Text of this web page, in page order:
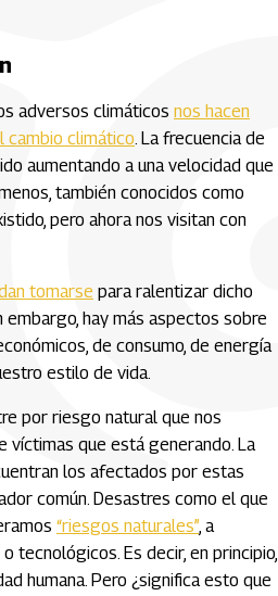
adversos climáticos nos hacen
cambio climático. La frecuencia de
aumentando a una velocidad que
también conocidos como
pero ahora nos visitan con
tomarse para ralentizar dicho
hay más aspectos sobre
de consumo, de energía
estilo de vida.
por riesgo natural que nos
víctimas que está generando. La
los afectados por estas
común. Desastres como el que
“riesgos naturales”, a
tecnológicos. Es decir, en principio,
humana. Pero ¿significa esto que